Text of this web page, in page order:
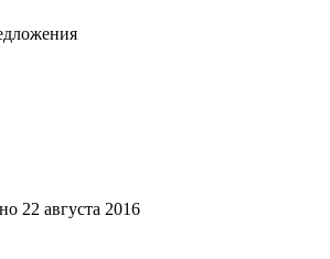
22 августа 2016